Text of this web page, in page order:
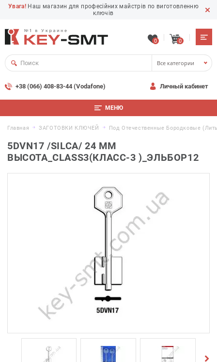
Увага! Наш магазин для професійних майстрів по виготовленню
ключів
0 0
Все категории
+38 (066) 408-83-44 (Vodafone) Личный кабинет
МЕНЮ
Главная ЗАГОТОВКИ КЛЮЧЕЙ Под Отечественные Бородковые
5DVN17 /SILCA/ 24 ММ
ВЫСОТА_CLASS3(КЛАСС-3 )_ЭЛЬБОР12